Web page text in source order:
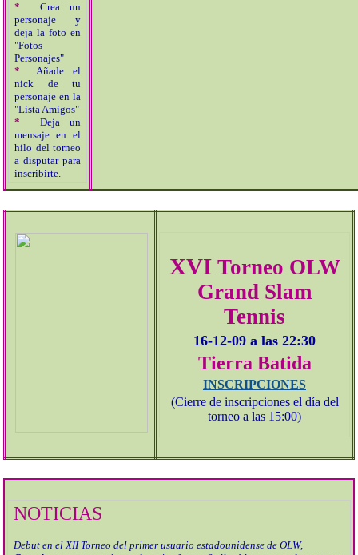
* Crea un
personaje y
deja la foto en
"Fotos
Personajes"
* Añade el
nick de tu
personaje en la
"Lista Amigos"
*
Deja un
mensaje en el
hilo del torneo
a disputar para
inscribirte.
XVI Torneo OLW
Grand Slam
Tennis
16-12-09 a las 22:30
Tierra Batida
INSCRIPCIONES
(Cierre de inscripciones el día del
torneo a las 15:00)
NOTICIAS
Debut en el XII Torneo del primer usuario estadounidense de OLW,